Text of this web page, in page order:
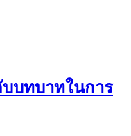
บทบาทในการ